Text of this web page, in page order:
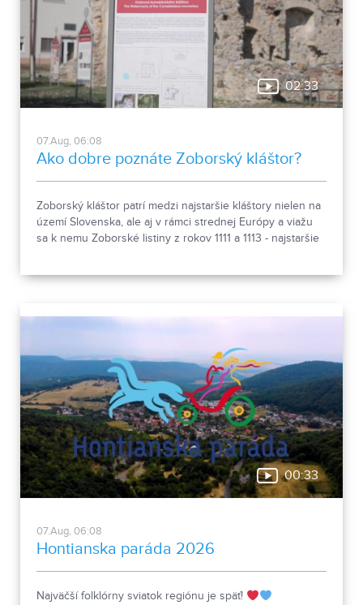
02:33
07.Aug, 06:08
Ako dobre poznáte Zoborský kláštor?
Zoborský kláštor patrí medzi najstaršie kláštory nielen na
území Slovenska, ale aj v rámci strednej Európy a viažu
sa k nemu Zoborské listiny z rokov 1111 a 1113 - najstaršie
00:33
07.Aug, 06:08
Hontianska paráda 2026
Najväčší folklórny sviatok regiónu je späť!